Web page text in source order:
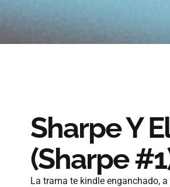
Sharpe Y
(Sharpe
La trama te kindle enganchado,